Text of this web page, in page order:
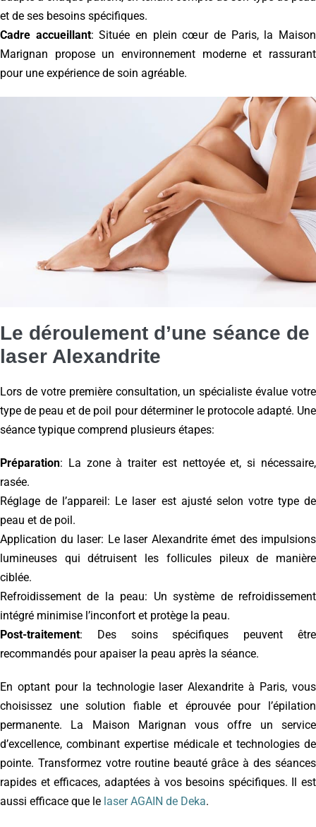
et de ses besoins spécifiques.
Cadre accueillant: Située en plein cœur de Paris, la Maison
Marignan propose un environnement moderne et rassurant
pour une expérience de soin agréable.
Le déroulement d’une séance de
laser Alexandrite
Lors de votre première consultation, un spécialiste évalue votre
type de peau et de poil pour déterminer le protocole adapté. Une
séance typique comprend plusieurs étapes:
Préparation: La zone à traiter est nettoyée et, si nécessaire,
rasée.
Réglage de l’appareil: Le laser est ajusté selon votre type de
peau et de poil.
Application du laser: Le laser Alexandrite émet des impulsions
lumineuses qui détruisent les follicules pileux de manière
ciblée.
Refroidissement de la peau: Un système de refroidissement
intégré minimise l’inconfort et protège la peau.
Post-traitement: Des soins spécifiques peuvent être
recommandés pour apaiser la peau après la séance.
En optant pour la technologie laser Alexandrite à Paris, vous
choisissez une solution fiable et éprouvée pour l’épilation
permanente. La Maison Marignan vous offre un service
d’excellence, combinant expertise médicale et technologies de
pointe. Transformez votre routine beauté grâce à des séances
rapides et efficaces, adaptées à vos besoins spécifiques. Il est
aussi efficace que le laser AGAIN de Deka.